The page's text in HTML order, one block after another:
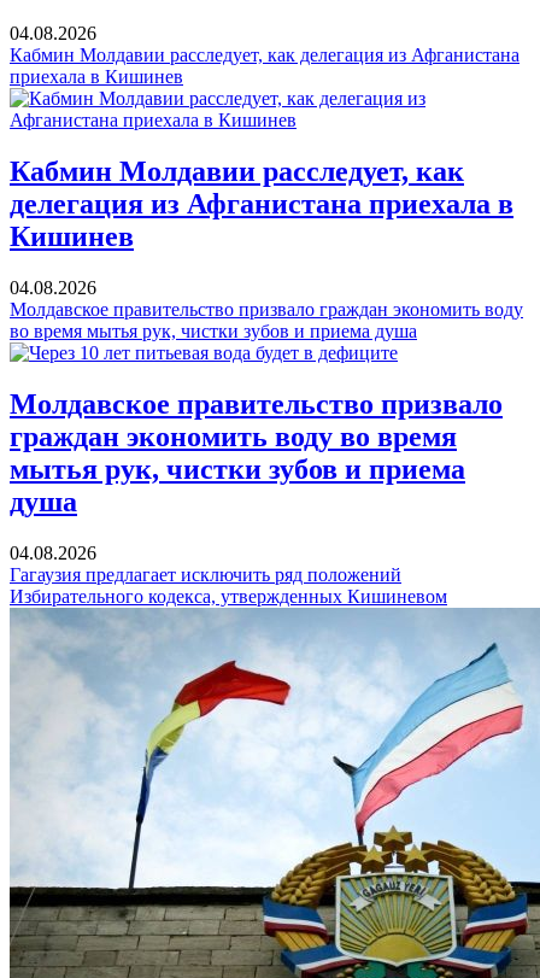
04.08.2026
Кабмин Молдавии расследует, как делегация из Афганистана
приехала в Кишинев
Кабмин Молдавии расследует, как
делегация из Афганистана приехала в
Кишинев
04.08.2026
Молдавское правительство призвало граждан экономить воду
во время мытья рук, чистки зубов и приема душа
Молдавское правительство призвало
граждан экономить воду во время
мытья рук, чистки зубов и приема
душа
04.08.2026
Гагаузия предлагает исключить ряд положений
Избирательного кодекса, утвержденных Кишиневом